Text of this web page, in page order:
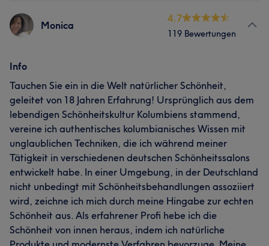
Monica
4.7
119 Bewertungen
Info
Tauchen Sie ein in die Welt natürlicher Schönheit,
geleitet von 18 Jahren Erfahrung! Ursprünglich aus dem
lebendigen Schönheitskultur Kolumbiens stammend,
vereine ich authentisches kolumbianisches Wissen mit
unglaublichen Techniken, die ich während meiner
Tätigkeit in verschiedenen deutschen Schönheitssalons
entwickelt habe. In einer Umgebung, in der Deutschland
nicht unbedingt mit Schönheitsbehandlungen assoziiert
wird, zeichne ich mich durch meine Hingabe zur echten
Schönheit aus. Als erfahrener Profi hebe ich die
Schönheit von innen heraus, indem ich natürliche